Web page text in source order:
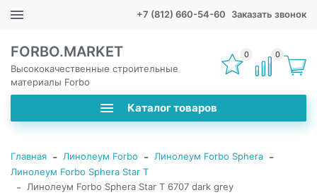
+7 (812) 660-54-60 Заказать звонок
FORBO.MARKET
Высококачественные строительные
материалы Forbo
Каталог товаров
0 0
Главная - Линолеум Forbo - Линолеум Forbo Sphera -
Линолеум Forbo Sphera Star T
- Линолеум Forbo Sphera Star T 6707 dark grey